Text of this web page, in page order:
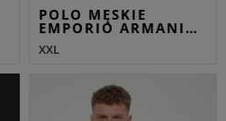
POLO MĘSKIE
EMPORIO ARMANI…
XXL